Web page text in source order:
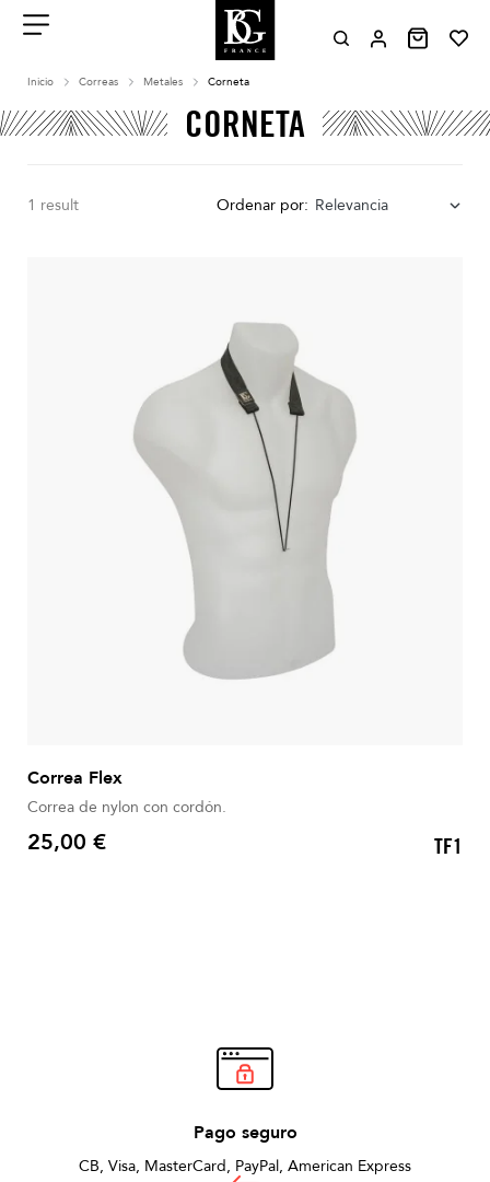
contenu
Inicio Correas Metales Corneta
CORNETA
1 result Ordenar por: Relevancia
Correa Flex
Correa de nylon con cordón.
Precio
25,00 € TF1
Pago seguro
CB, Visa, MasterCard, PayPal, American Express